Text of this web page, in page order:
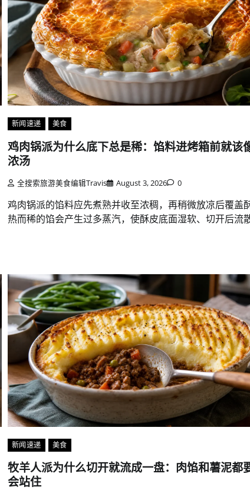
新闻速递 美食
鸡肉锅派为什么底下总是稀：馅料进烤箱前就该
浓汤
全搜索旅游美食编辑Travis August 3, 2026 0
鸡肉锅派的馅料应先煮熟并收至浓稠，再稍微放凉后覆盖
热而稀的馅会产生过多蒸汽，使酥皮底面湿软、切开后流
新闻速递 美食
牧羊人派为什么切开就流成一盘：肉馅和薯泥都
会站住